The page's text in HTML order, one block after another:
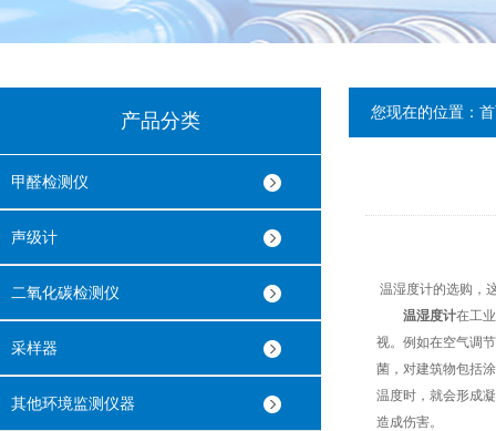
产品分类
甲醛检测仪
声级计
二氧化碳检测仪
采样器
其他环境监测仪器
您现在的位置：
温湿度计的选购，
温湿度计在工
视。例如在空气调
菌，对建筑物包括
温度时，就会形成
造成伤害。